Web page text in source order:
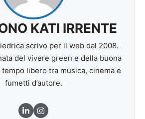
KATI IRRENTE
scrivo per il web dal 2008.
del vivere green e della buona
libero tra musica, cinema e
fumetti d’autore.